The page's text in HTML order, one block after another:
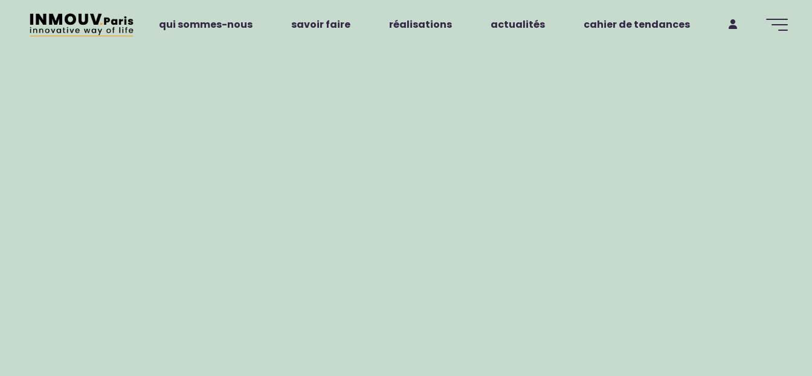
qui sommes-nous savoir faire réalisations actualités cahier de tendances